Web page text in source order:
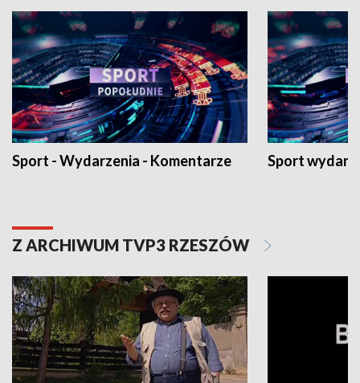
Sport - Wydarzenia - Komentarze Sport
Z ARCHIWUM TVP3 RZESZÓW